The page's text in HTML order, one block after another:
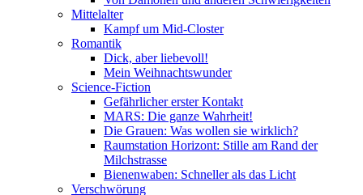
Mittelalter
Kampf um Mid-Closter
Romantik
Dick, aber liebevoll!
Mein Weihnachtswunder
Science-Fiction
Gefährlicher erster Kontakt
MARS: Die ganze Wahrheit!
Die Grauen: Was wollen sie wirklich?
Raumstation Horizont: Stille am Rand der
Milchstrasse
Bienenwaben: Schneller als das Licht
Verschwörung